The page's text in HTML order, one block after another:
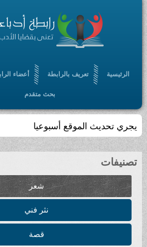
الرئيسية تعريف بالرابطة أعضاء الرابطة
بحث متقدم
يجري تحديث الموقع أسبوعيا
تصنيفات
شعر
نثر فني
قصة